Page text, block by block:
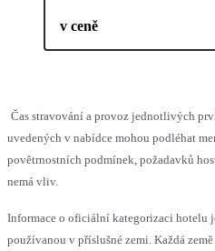
v ceně
Čas stravování a provoz jednotlivých
uvedených v nabídce mohou podléhat
povětrnostních podmínek, požadavků
nemá vliv.
Informace o oficiální kategorizaci hotelu
používanou v příslušné zemi. Každá